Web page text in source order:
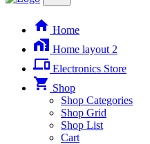
home Home
home_work Home layout 2
phonelink Electronics Store
shopping_cart Shop
Shop Categories
Shop Grid
Shop List
Cart